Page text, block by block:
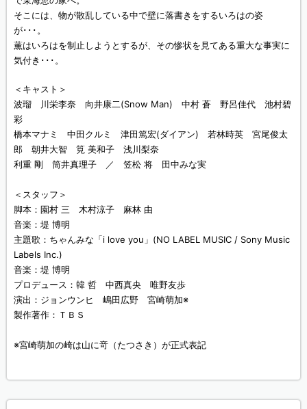
そこには、物が散乱している中で壁に落書きをするいろはの姿
が･･･。
薫はいろはを制止しようとするが、その惨状を見てある重大な事実に
気付き･･･。
＜キャスト＞
波瑠 川栄李奈 向井康二(Snow Man) 中村 蒼 野呂佳代 池村碧
彩
橋本マナミ 中田クルミ 津田篤宏(ダイアン) 若林時英 宮尾俊太
郎 朝井大智 筧 美和子 浅川梨奈
利重 剛 筒井真理子 ／ 笠松 将 田中みな実
＜スタッフ＞
脚本：園村 三 木村涼子 麻林 由
音楽：堤 博明
主題歌：ちゃんみな「i love you」(NO LABEL MUSIC / Sony Music
Labels Inc.)
音楽：堤 博明
プロデュース：韓 哲 中西真央 唯野友歩
演出：ジョンウンヒ 嶋田広野 宮崎萌加※
製作著作：ＴＢＳ
※宮崎萌加の崎は山に竒（たつさき）が正式表記